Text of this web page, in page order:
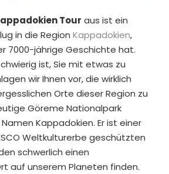
Tour aus ist ein
in die Region Kappadokien,
7000-jährige Geschichte hat.
ist, Sie mit etwas zu
wir Ihnen vor, die wirklich
Orte dieser Region zu
Göreme Nationalpark
Kappadokien. Er ist einer
Weltkulturerbe geschützten
schwerlich einen
auf unserem Planeten finden.